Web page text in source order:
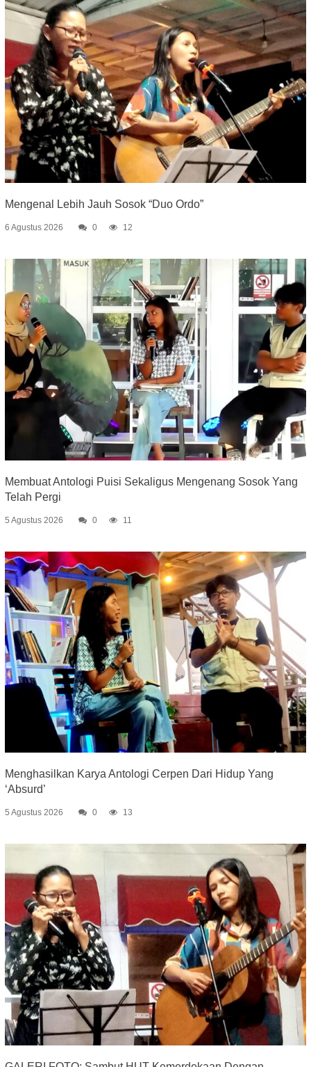
Mengenal Lebih Jauh Sosok “Duo Ordo”
6 Agustus 2026 0 12
Membuat Antologi Puisi Sekaligus Mengenang Sosok Yang
Telah Pergi
5 Agustus 2026 0 11
Menghasilkan Karya Antologi Cerpen Dari Hidup Yang
‘Absurd’
5 Agustus 2026 0 13